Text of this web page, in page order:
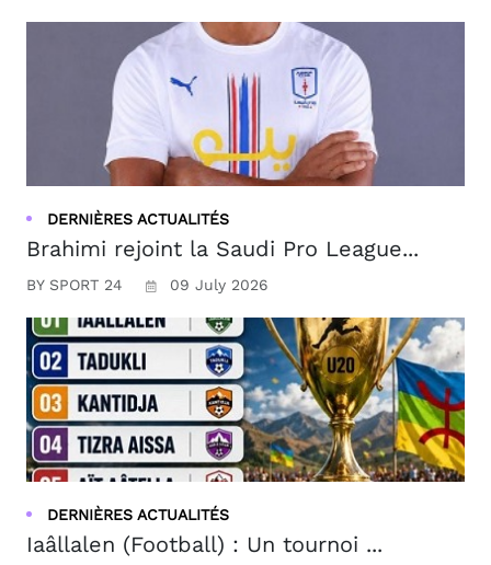
DERNIÈRES ACTUALITÉS
Brahimi rejoint la Saudi Pro League...
BY SPORT 24 09 July 2026
DERNIÈRES ACTUALITÉS
Iaâllalen (Football) : Un tournoi ...